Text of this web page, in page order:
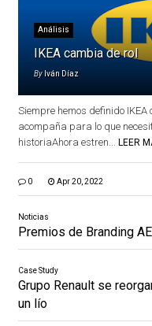
Análisis
IKEA cambia de rol
By Iván Díaz
Siempre hemos definido IKEA
acompaña para lo que
historiaAhora estren... LEER
0 Apr 20, 2022
Noticias
Premios de Branding
Case Study
Grupo Renault se
un lío